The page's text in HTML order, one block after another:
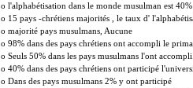
o l'alphabétisation dans le monde musulman est 40%
o 15 pays -chrétiens majorités , le taux d'
o majorité pays musulmans, Aucune
o 98% dans des pays chrétiens ont accompli le
o Seuls 50% dans les pays musulmans l'ont accompli.
o 40% dans des pays chrétiens ont participé
o Dans des pays musulmans 2% y ont participé